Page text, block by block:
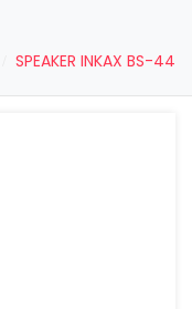
SPEAKER INKAX BS-44